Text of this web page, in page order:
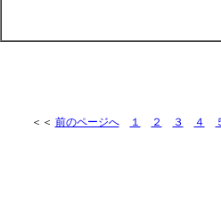
＜＜ 前のページへ １ ２ ３ ４